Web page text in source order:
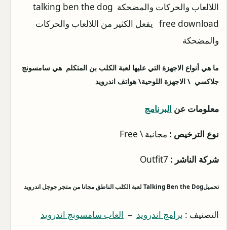
اللالعاب والحركات والمضحكة talking ben the dog
free download يفعل الكثير من اللالعاب والحركات
والمضحكة
ما هي أنواع الاجهزة التي عليها لعبة الكلب بن المتكلم هي سامسونج
جلاكسي \ الاجهزة اللوحية\هواتف اندرويد
معلومات عن البرنامج
نوع الترخيص : مجانية \ Free
شركة الناشر :
تحميلTalking Ben the Dog لعبة الكلب الناطق مجانا من متجر جوجل اندرويد
التصنيف : برامج اندرويد – العاب سامسونج اندرويد